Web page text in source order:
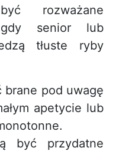
rozważane
gdy senior lub
tłuste ryby
brane pod uwagę
apetycie lub
być przydatne